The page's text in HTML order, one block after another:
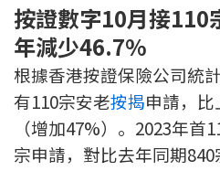
按揭全面睇
新聞/研究
公司動態
按市新聞
按證數字10月接110
年減少46.7%
根據香港按證保險公司統
有110宗安老按揭申請，
（增加47%）。2023年
宗申請，對比去年同期840